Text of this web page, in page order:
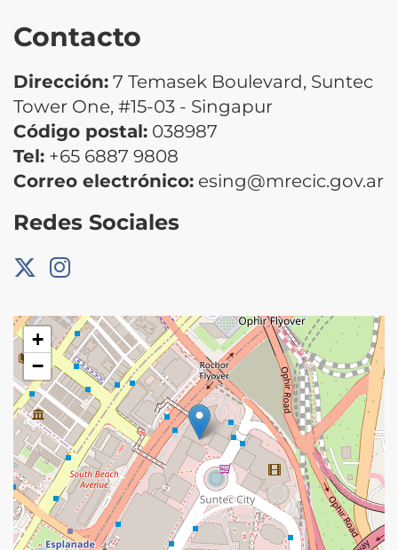
Contacto
Dirección: 7 Temasek Boulevard, Suntec
Tower One, #15-03 - Singapur
Código postal: 038987
Tel: +65 6887 9808
Correo electrónico: esing@mrecic.gov.ar
Redes Sociales
+
−